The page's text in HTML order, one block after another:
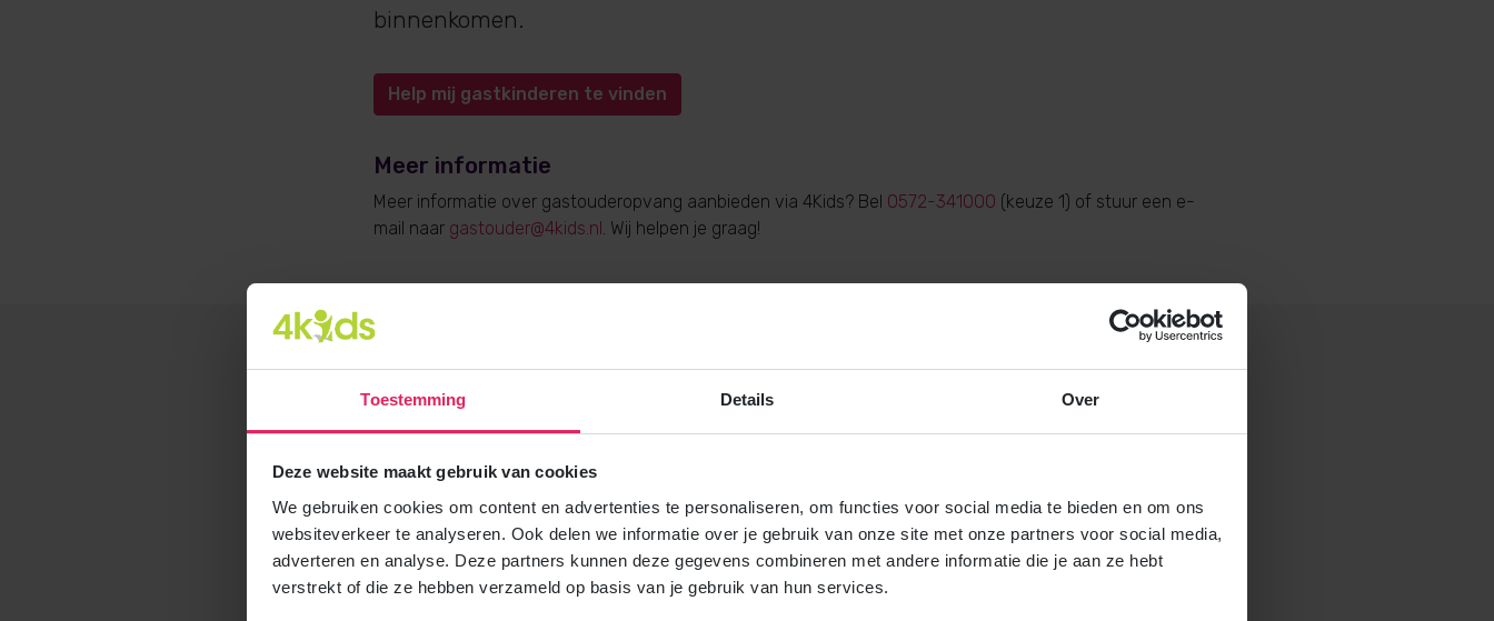
Toestemming Details Over
Deze website maakt gebruik van cookies
We gebruiken cookies om content en advertenties te personaliseren, om functies voor social media te bieden en om ons
websiteverkeer te analyseren. Ook delen we informatie over je gebruik van onze site met onze partners voor social media,
adverteren en analyse. Deze partners kunnen deze gegevens combineren met andere informatie die je aan ze hebt
verstrekt of die ze hebben verzameld op basis van je gebruik van hun services.
binnenkomen.
Help mij gastkinderen te vinden
Meer informatie
Meer informatie over gastouderopvang aanbieden via 4Kids? Bel 0572-341000 (keuze 1) of stuur een e-
mail naar gastouder@4kids.nl . Wij helpen je graag!
Brochure aanvragen